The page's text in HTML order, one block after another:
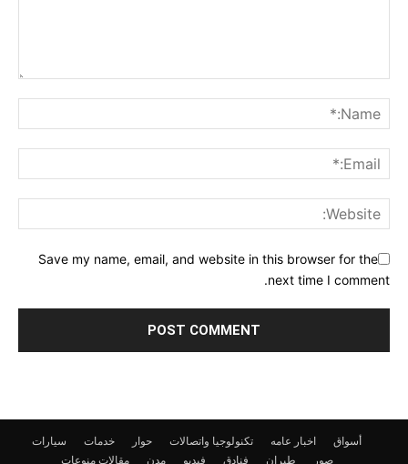
Save my name, email, and website in this browser for the
next time I comment.
أسواق اخبار عامه تكنولوجيا واتصالات حوار خدمات
سيارات
صور
طيران فنادق فيديو مدن مقالات منوعات